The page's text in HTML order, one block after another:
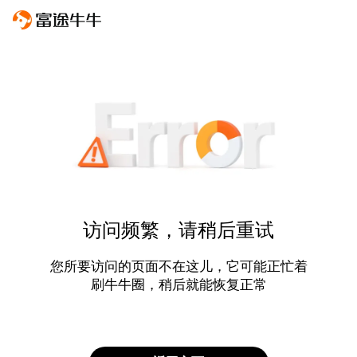
访问频繁，请稍后重试
您所要访问的页面不在这儿，它可能正忙着
刷牛牛圈，稍后就能恢复正常